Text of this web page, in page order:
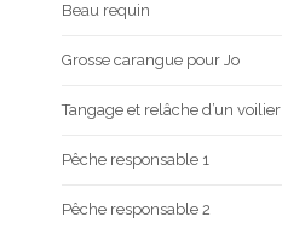
Beau requin
Grosse carangue pour Jo
Tangage et relâche d’un voilier
Pêche responsable 1
Pêche responsable 2